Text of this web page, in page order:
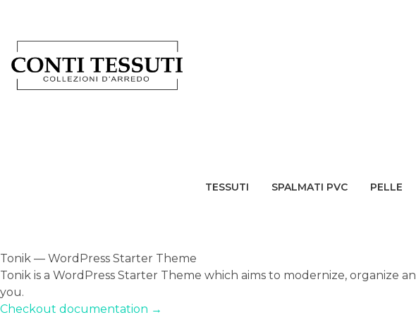
TESSUTI SPALMATI PVC PELLE
Tonik — WordPress Starter Theme
Tonik is a WordPress Starter Theme which aims to modernize, organize
you.
Checkout documentation →